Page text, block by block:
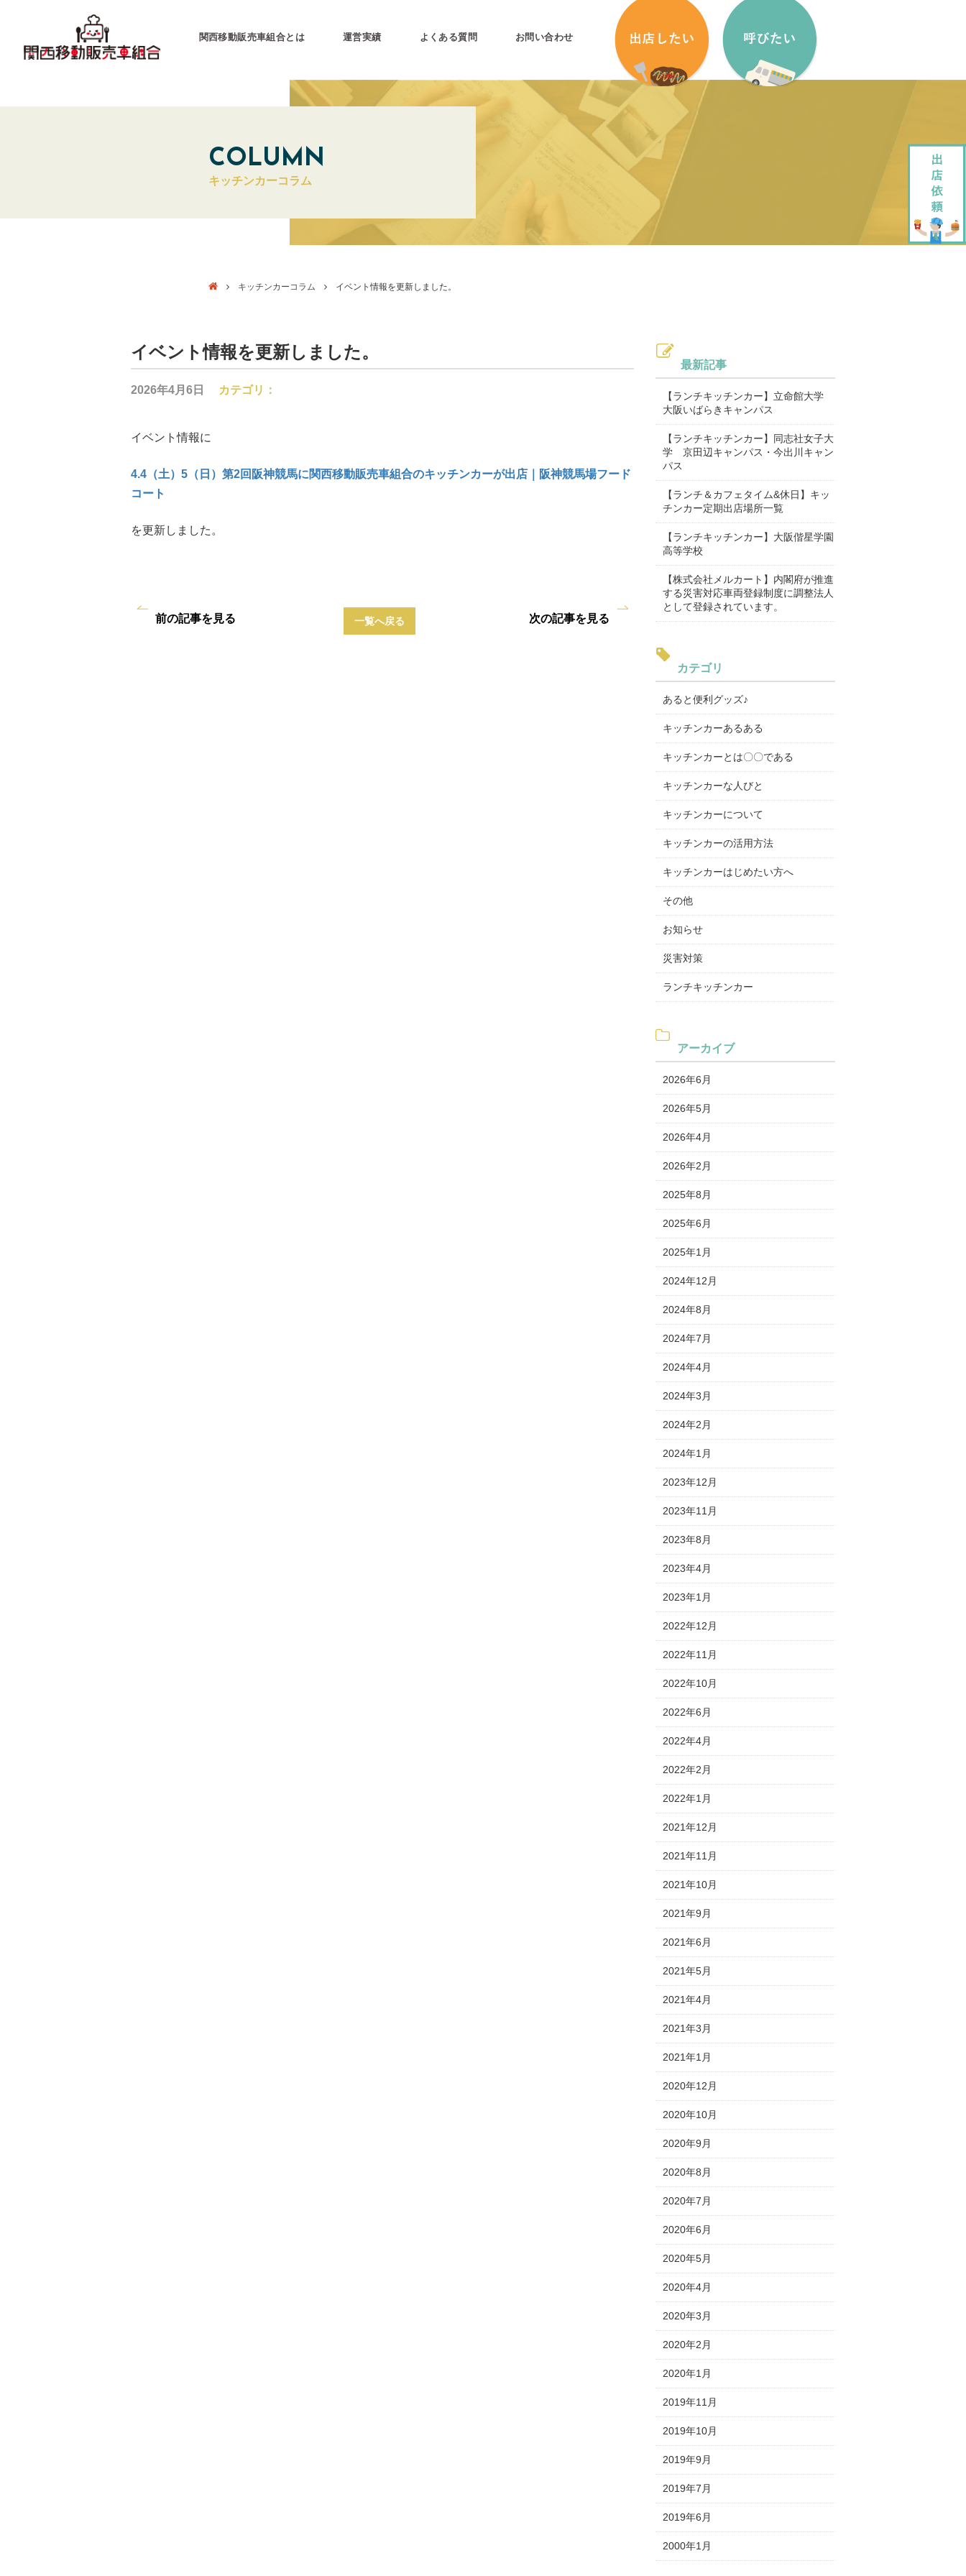
関西移動販売車組合とは
関西移動販売車組合とは
運営会社
キッチンカーグランプリ公式
運営実績 よくある質問 お問い合わせ
加盟方法
加盟申し込みフォーム
キッチンカーをはじめたい方へ
キッチンカー製作・販売
出店依頼方法
企画・運営させていただきます
COLUMN
キッチンカーコラム
キッチンカーコラム イベント情報を更新しました。
イベント情報を更新しました。
2026年4月6日 カテゴリ：
イベント情報に
4.4（土）5（日）第2回阪神競馬に関西移動販売車組合のキッチンカーが出店｜阪神競馬場フード
コート
を更新しました。
前の記事を見る 一覧へ戻る 次の記事を見る
最新記事
【ランチキッチンカー】立命館大学
大阪いばらきキャンパス
【ランチキッチンカー】同志社女子大
学 京田辺キャンパス・今出川キャン
パス
【ランチ＆カフェタイム&休日】キッ
チンカー定期出店場所一覧
【ランチキッチンカー】大阪偕星学園
高等学校
【株式会社メルカート】内閣府が推進
する災害対応車両登録制度に調整法人
として登録されています。
カテゴリ
あると便利グッズ♪
キッチンカーあるある
キッチンカーとは〇〇である
キッチンカーな人びと
キッチンカーについて
キッチンカーの活用方法
キッチンカーはじめたい方へ
その他
お知らせ
災害対策
ランチキッチンカー
アーカイブ
2026年6月
2026年5月
2026年4月
2026年2月
2025年8月
2025年6月
2025年1月
2024年12月
2024年8月
2024年7月
2024年4月
2024年3月
2024年2月
2024年1月
2023年12月
2023年11月
2023年8月
2023年4月
2023年1月
2022年12月
2022年11月
2022年10月
2022年6月
2022年4月
2022年2月
2022年1月
2021年12月
2021年11月
2021年10月
2021年9月
2021年6月
2021年5月
2021年4月
2021年3月
2021年1月
2020年12月
2020年10月
2020年9月
2020年8月
2020年7月
2020年6月
2020年5月
2020年4月
2020年3月
2020年2月
2020年1月
2019年11月
2019年10月
2019年9月
2019年7月
2019年6月
2000年1月